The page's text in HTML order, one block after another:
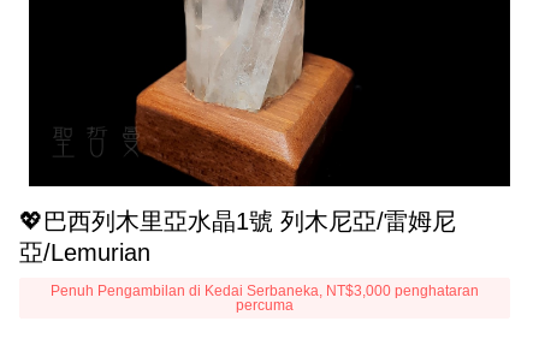
💖巴西列木里亞水晶1號 列木尼亞/雷姆尼
亞/Lemurian
Penuh Pengambilan di Kedai Serbaneka, NT$3,000 penghataran
percuma